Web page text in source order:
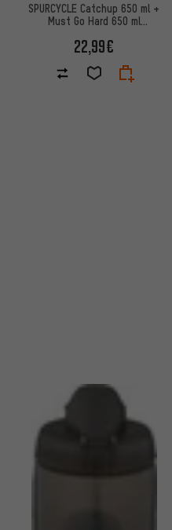
SPURCYCLE Catchup 650 ml +
Must Go Hard 650 ml
22,99€